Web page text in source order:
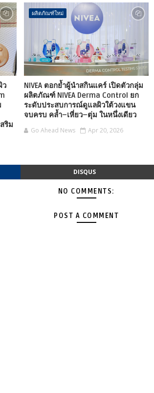
ว
ริม
ผลิตภัณฑ์ใหม่
NIVEA ตอกย้ำผู้นำสกินแคร์ เปิดตัวกลุ่ม
ผลิตภัณฑ์ NIVEA Derma Control ยก
ระดับประสบการณ์ดูแลผิวใต้วงแขน
จบครบ คล้ำ–เหี่ยว–ตุ่ม ในหนึ่งเดียว
Go Ahead News Apr 20, 2026
DISQUS
NO COMMENTS:
POST A COMMENT